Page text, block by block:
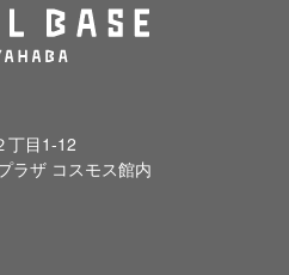
丁目1-12
ラザ コスモス館内